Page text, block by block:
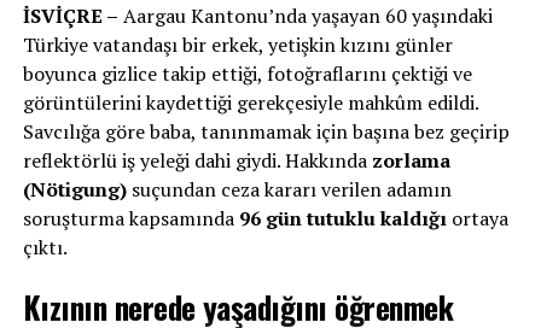
DON'T MISS
Migros Yeniden Lider: İşte İsviçre’nin En Sevilen
Markaları
İSVİÇRE – Aargau Kantonu’nda yaşayan 60 yaşındaki
Türkiye vatandaşı bir erkek, yetişkin kızını günler
boyunca gizlice takip ettiği, fotoğraflarını çektiği ve
görüntülerini kaydettiği gerekçesiyle mahkûm edildi.
Savcılığa göre baba, tanınmamak için başına bez geçirip
reflektörlü iş yeleği dahi giydi. Hakkında zorlama
(Nötigung)suçundan ceza kararı verilen adamın
soruşturma kapsamında 96 gün tutuklu kaldığıortaya
çıktı.
Kızının nerede yaşadığını öğrenmek